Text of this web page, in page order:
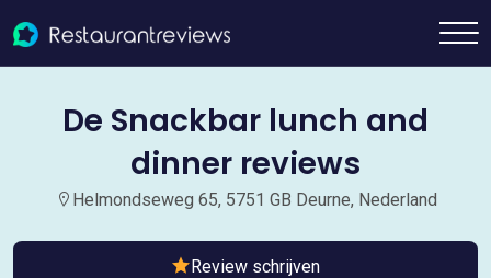
De Snackbar lunch and
dinner reviews
Helmondseweg 65, 5751 GB Deurne, Nederland
Review schrijven